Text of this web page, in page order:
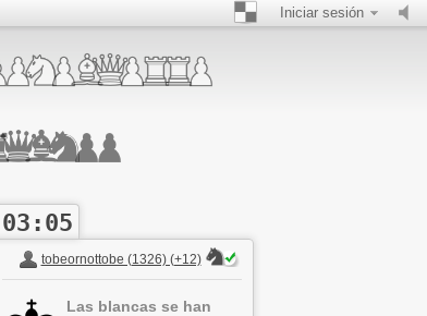
Iniciar sesión
03:05
tobeornottobe (1326) (+12)
Las blancas se han